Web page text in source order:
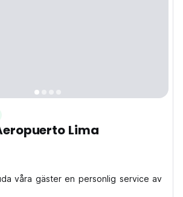
Lima
våra gäster en personlig service av